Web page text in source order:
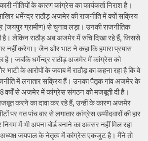
नीतियों के कारण कांग्रेस का कार्यकर्ता निराश है।
धर्मेन्द्र राठौड़ अजमेर की राजनीति में क्यों सक्रिय
(जयपुर ग्रामीण) से चुनाव लड़ा। उनकी राजनीतिक
है। लेकिन राठौड़ अब अजमेर में रुचि दिखा रहे हैं, जिससे
नहीं करेगा। जैन और भाट ने कहा कि हमारा प्रयास
जबकि धर्मेन्द्र राठौड़ अजमेर में कांग्रेस को
के आरोपों के जवाब में राठौड़ का कहना रहा है कि वे
में लगातार सक्रिय हैं। उनका पैतृक गांव अजमेर के
वर्षों से अजमेर में कांग्रेस संगठन को मजबूती दी है।
करने का दावा कर रहे हैं, उन्हीं के कारण अजमेर
पर गत पांच बार से लगातार कांग्रेस उम्मीदवारों की हार
में भी अपना बोर्ड बनाने का अवसर नहीं मिल रहा
अध्यक्ष जयपाल के नेतृत्व में कांग्रेस एकजुट है। मैंने तो